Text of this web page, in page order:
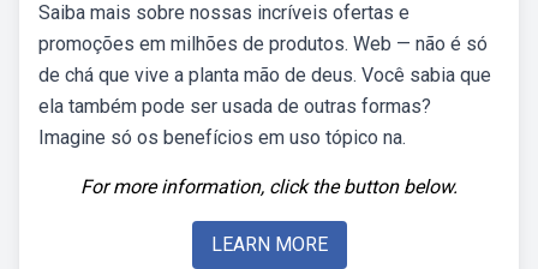
Saiba mais sobre nossas incríveis ofertas e
promoções em milhões de produtos. Web — não é só
de chá que vive a planta mão de deus. Você sabia que
ela também pode ser usada de outras formas?
Imagine só os benefícios em uso tópico na.
For more information, click the button below.
LEARN MORE